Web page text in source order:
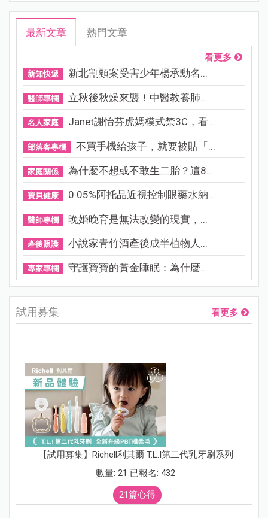
最新文章 熱門文章
看更多
新知快遞 新北割頸案受害少年楊承勳名...
醫師專欄 立秋後秋燥來襲！中醫教養肺...
名人家庭 Janet謝怡芬虎媽模式禁3C，看...
部落客專欄 不買手機給孩子，就要被貼「...
家庭關係 為什麼不想或不敢生二胎？這8...
寶貝健康 0.05%阿托品近視控制眼藥水納...
醫師專欄 晚婚晚育是無法改變的現實，...
產後照護 小說家青竹酒產後成半植物人...
專家專欄 守護寶寶的黃金睡眠：為什麼...
試用募集 看更多
【試用募集】Richell利其爾 T.L.I第二代乳牙刷系列
數量: 21 已報名: 432
21篇心得